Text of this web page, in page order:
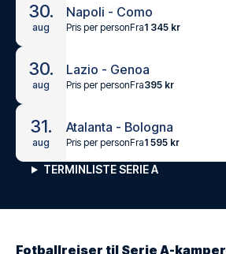
30.
aug
Napoli - Como
Pris per personFra1 345 kr
30.
aug
Lazio - Genoa
Pris per personFra395 kr
31.
aug
Atalanta - Bologna
Pris per personFra1 595 kr
TERMINLISTE SERIE A
Fotballreiser til Serie A-kamper